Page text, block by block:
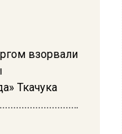
взорвали
Ткачука